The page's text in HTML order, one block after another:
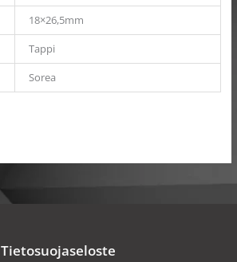
18×26,5mm
Tappi
Sorea
Tietosuojaseloste